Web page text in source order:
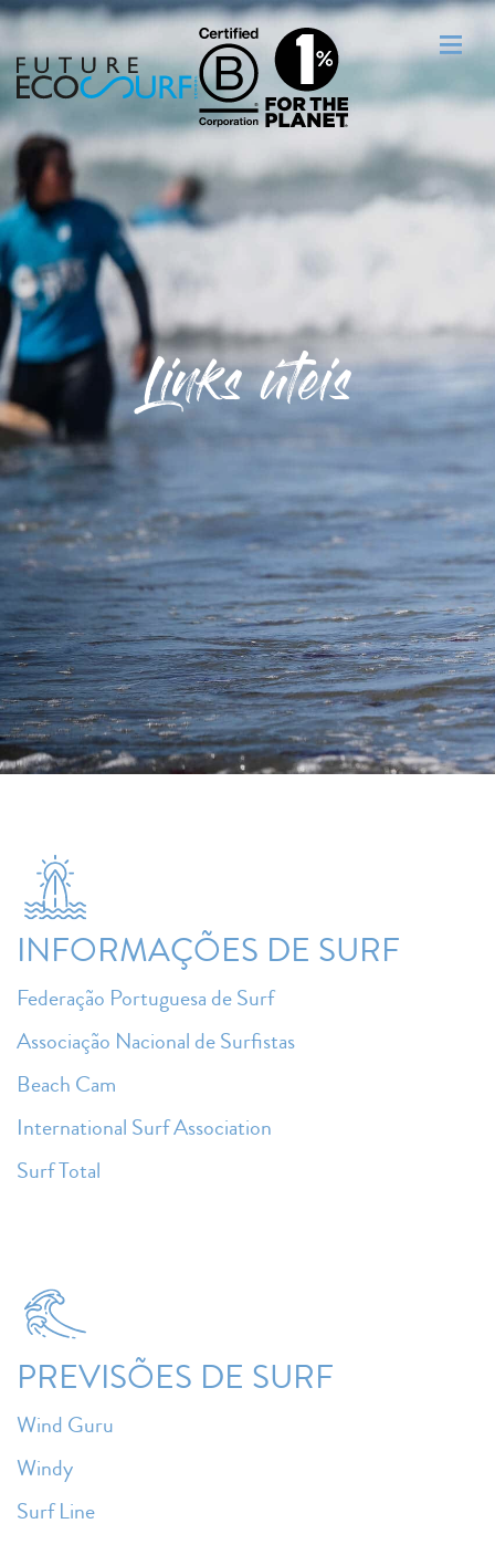
Links úteis
INFORMAÇÕES DE SURF
Federação Portuguesa de Surf
Associação Nacional de Surfistas
Beach Cam
International Surf Association
Surf Total
PREVISÕES DE SURF
Wind Guru
Windy
Surf Line